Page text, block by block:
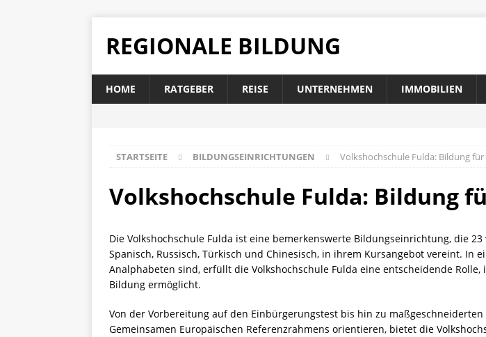
REGIONALE BILDUNG
HOME RATGEBER REISE UNTERNEHMEN IMMOBILIEN
STARTSEITE BILDUNGSEINRICHTUNGEN Volkshochschule Fulda: Bildung für
Volkshochschule Fulda: Bildung
Die Volkshochschule Fulda ist eine bemerkenswerte Bildungseinrichtung, die
Spanisch, Russisch, Türkisch und Chinesisch, in ihrem Kursangebot vereint.
Analphabeten sind, erfüllt die Volkshochschule Fulda eine entscheidende
Bildung ermöglicht.
Von der Vorbereitung auf den Einbürgerungstest bis hin zu
Gemeinsamen Europäischen Referenzrahmens orientieren, bietet die